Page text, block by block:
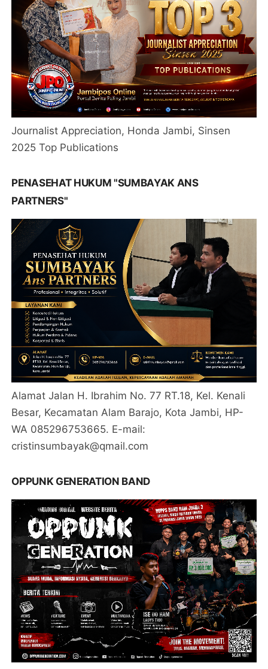
Journalist Appreciation, Honda Jambi, Sinsen
2025 Top Publications
PENASEHAT HUKUM "SUMBAYAK ANS
PARTNERS"
Alamat Jalan H. Ibrahim No. 77 RT.18, Kel. Kenali
Besar, Kecamatan Alam Barajo, Kota Jambi, HP-
WA 085296753665. E-mail:
cristinsumbayak@qmail.com
OPPUNK GENERATION BAND